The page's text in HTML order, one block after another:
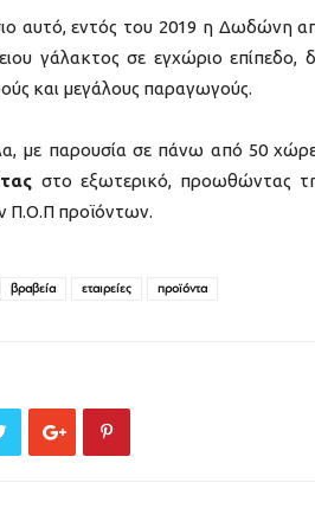
αυτό, εντός του 2019 η Δωδώνη
γάλακτος σε εγχώριο
και μεγάλους παραγωγούς.
με παρουσία σε πάνω από 50
στο εξωτερικό, προωθώντας
Π.Ο.Π προϊόντων.
βραβεία εταιρείες προϊόντα